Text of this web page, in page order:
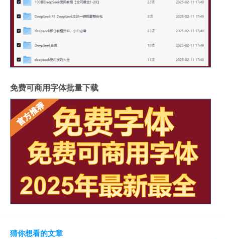
免费可商用字体批量下载
猜你想看的文章